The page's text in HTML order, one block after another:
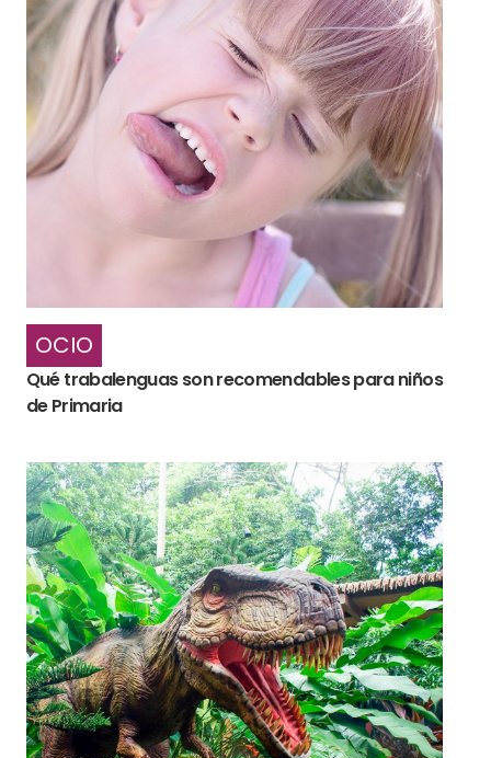
OCIO
Qué trabalenguas son recomendables para niños
de Primaria